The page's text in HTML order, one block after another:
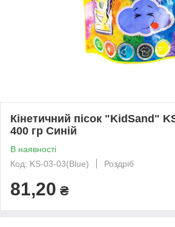
Кінетичний пісок "KidSand"
400 гр Синій
В наявності
Код: KS-03-03(Blue)
Роздріб
81,20 ₴